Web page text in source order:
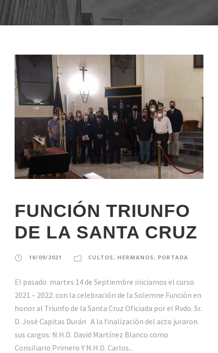
FUNCIÓN TRIUNFO
DE LA SANTA CRUZ
18/09/2021 CULTOS , HERMANOS , PORTADA
El pasado martes 14 de Septiembre iniciamos el curso
2021 – 2022: con la celebración de la Solemne Función en
honor al Triunfo de la Santa Cruz Oficiada por el Rvdo. Sr.
D. José Capitas Durán A la finalización del acto juraron
sus cargos: N.H.D. David Martínez Blanco como
Consiliario Primero Y N.H.D. Carlos...